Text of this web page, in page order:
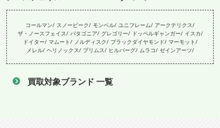
コールマン スノーピーク モンベル ユニフレーム
アークテリクス
ザ・ノースフェイス パタゴニア グレゴリー ドッペルギャンガー
イスカ
ドイター
マムート ノルディスク ブラックダイヤモンド
マーモット
メレル ヘリノックス プリムス ヒルバーグ ムラコ ゼインアーツ
買取対象ブランド 一覧